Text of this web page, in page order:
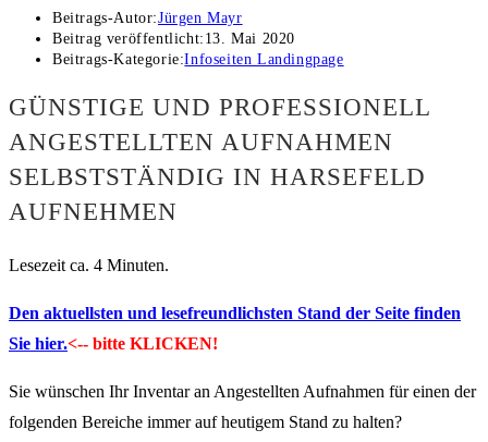
Beitrags-Autor:Jürgen Mayr
Beitrag veröffentlicht: 13. Mai 2020
Beitrags-Kategorie:Infoseiten Landingpage
GÜNSTIGE UND PROFESSIONELL
ANGESTELLTEN AUFNAHMEN
SELBSTSTÄNDIG IN HARSEFELD
AUFNEHMEN
Lesezeit ca. 4 Minuten.
Den aktuellsten und lesefreundlichsten Stand der Seite finden
Sie hier.<-- bitte KLICKEN!
Sie wünschen Ihr Inventar an Angestellten Aufnahmen für einen der
folgenden Bereiche immer auf heutigem Stand zu halten?